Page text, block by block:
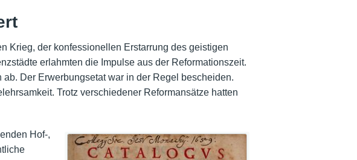
Krieg, der konfessionellen Erstarrung des geistigen
erlahmten die Impulse aus der Reformationszeit.
Der Erwerbungsetat war in der Regel bescheiden.
Trotz verschiedener Reformansätze hatten
Hof-,